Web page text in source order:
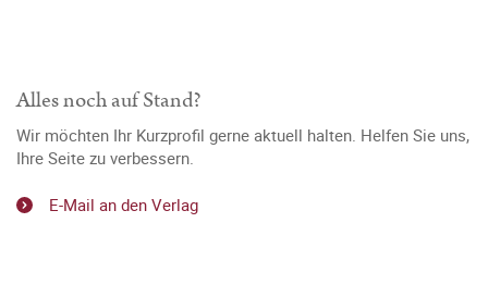
Alles noch auf Stand?
Wir möchten Ihr Kurzprofil gerne aktuell halten. Helfen Sie uns,
Ihre Seite zu verbessern.
E-Mail an den Verlag